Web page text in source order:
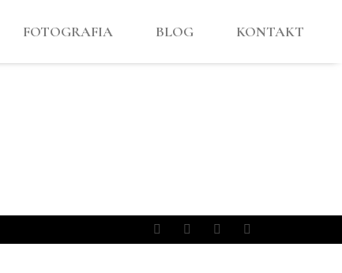
FOTOGRAFIA BLOG KONTAKT